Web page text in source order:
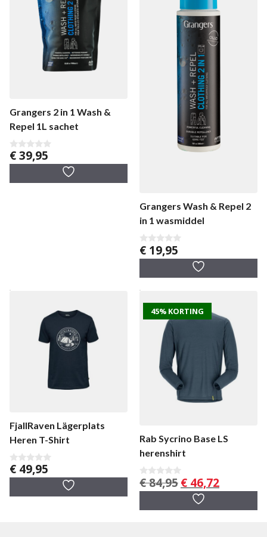
Grangers 2 in 1 Wash &
Repel 1L sachet
0
v
€39,95
Grangers Wash & Repel 2
in 1 wasmiddel
0
v
5
€ 19,95
FjallRaven Lägerplats
Heren T-Shirt
0
v
€ 49,95
45% KORTING
Rab Sycrino Base LS
herenshirt
0
v
€84,95 Oorspronkelijke
prijs
was:
€ 46,72
prijs